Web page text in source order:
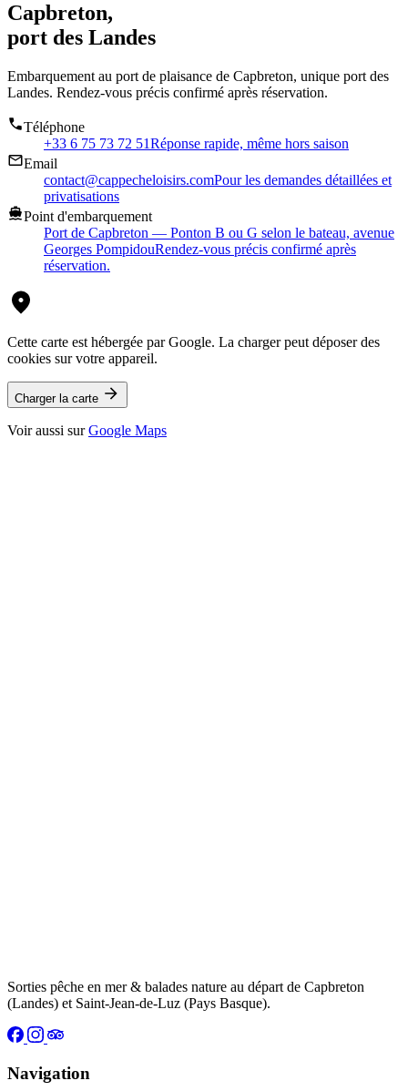
Capbreton,
port des Landes
Embarquement au port de plaisance de Capbreton, unique port des
Landes. Rendez-vous précis confirmé après réservation.
Téléphone
+33 6 75 73 72 51Réponse rapide, même hors saison
Email
contact@cappecheloisirs.comPour les demandes détaillées et
privatisations
Point d'embarquement
Port de Capbreton — Ponton B ou G selon le bateau, avenue
Georges PompidouRendez-vous précis confirmé après
réservation.
Cette carte est hébergée par Google. La charger peut déposer des
cookies sur votre appareil.
Charger la carte
Voir aussi surGoogle Maps
Sorties pêche en mer & balades nature au départ de Capbreton
(Landes) et Saint-Jean-de-Luz (Pays Basque).
Navigation